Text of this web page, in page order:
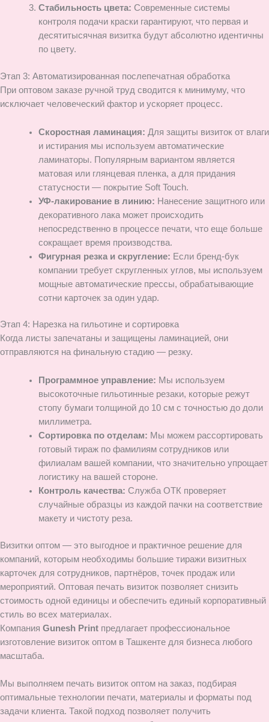
Стабильность цвета: Современные системы
контроля подачи краски гарантируют, что первая и
десятитысячная визитка будут абсолютно идентичны
по цвету.
Этап 3: Автоматизированная послепечатная обработка
При оптовом заказе ручной труд сводится к минимуму, что
исключает человеческий фактор и ускоряет процесс.
Скоростная ламинация: Для защиты визиток от влаги
и истирания мы используем автоматические
ламинаторы. Популярным вариантом является
матовая или глянцевая пленка, а для придания
статусности — покрытие Soft Touch.
УФ-лакирование в линию: Нанесение защитного или
декоративного лака может происходить
непосредственно в процессе печати, что еще больше
сокращает время производства.
Фигурная резка и скругление: Если бренд-бук
компании требует скругленных углов, мы используем
мощные автоматические прессы, обрабатывающие
сотни карточек за один удар.
Этап 4: Нарезка на гильотине и сортировка
Когда листы запечатаны и защищены ламинацией, они
отправляются на финальную стадию — резку.
Программное управление: Мы используем
высокоточные гильотинные резаки, которые режут
стопу бумаги толщиной до 10 см с точностью до доли
миллиметра.
Сортировка по отделам: Мы можем рассортировать
готовый тираж по фамилиям сотрудников или
филиалам вашей компании, что значительно упрощает
логистику на вашей стороне.
Контроль качества: Служба ОТК проверяет
случайные образцы из каждой пачки на соответствие
макету и чистоту реза.
Визитки оптом — это выгодное и практичное решение для
компаний, которым необходимы большие тиражи визитных
карточек для сотрудников, партнёров, точек продаж или
мероприятий. Оптовая печать визиток позволяет снизить
стоимость одной единицы и обеспечить единый корпоративный
стиль во всех материалах.
Компания Gunesh Print предлагает профессиональное
изготовление визиток оптом в Ташкенте для бизнеса любого
масштаба.
Мы выполняем печать визиток оптом на заказ, подбирая
оптимальные технологии печати, материалы и форматы под
задачи клиента. Такой подход позволяет получить